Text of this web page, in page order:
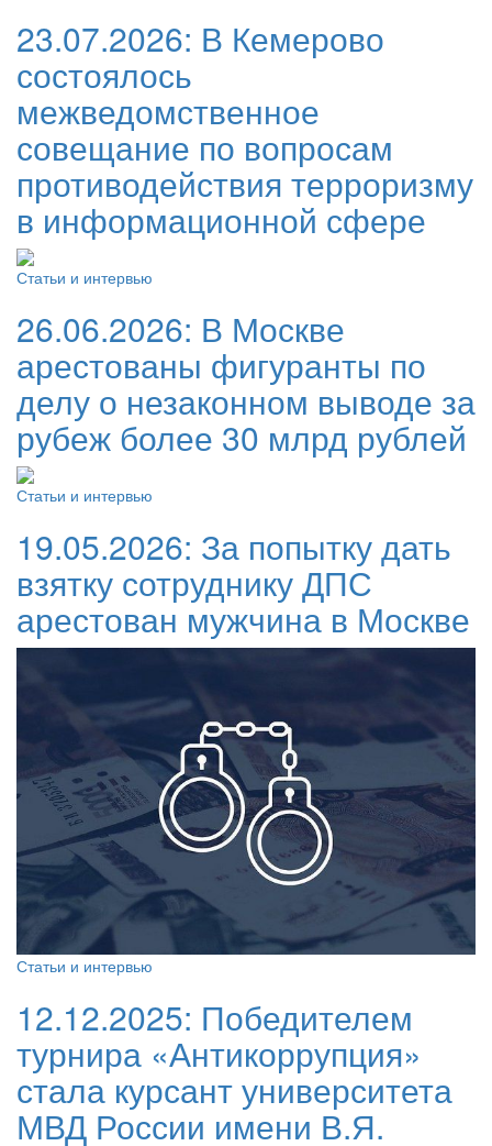
23.07.2026: В Кемерово
состоялось
межведомственное
совещание по вопросам
противодействия терроризму
в информационной сфере
Статьи и интервью
26.06.2026: В Москве
арестованы фигуранты по
делу о незаконном выводе за
рубеж более 30 млрд рублей
Статьи и интервью
19.05.2026: За попытку дать
взятку сотруднику ДПС
арестован мужчина в Москве
Статьи и интервью
12.12.2025: Победителем
турнира «Антикоррупция»
стала курсант университета
МВД России имени В.Я.